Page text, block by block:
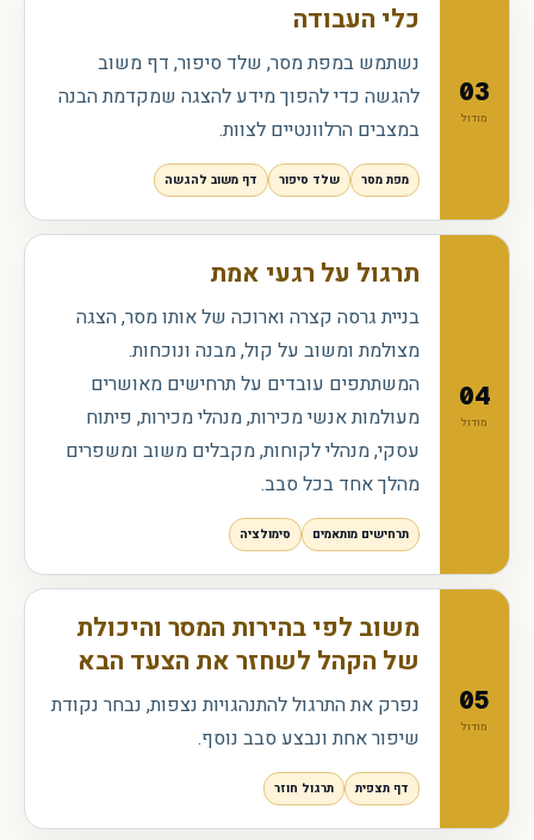
03
מודול
כלי העבודה
נשתמש במפת מסר, שלד סיפור, דף משוב
להגשה כדי להפוך מידע להצגה שמקדמת הבנה
במצבים הרלוונטיים לצוות.
מפת מסר שלד סיפור דף משוב להגשה
04
מודול
תרגול על רגעי אמת
בניית גרסה קצרה וארוכה של אותו מסר, הצגה
מצולמת ומשוב על קול, מבנה ונוכחות.
המשתתפים עובדים על תרחישים מאושרים
מעולמות אנשי מכירות, מנהלי מכירות, פיתוח
עסקי, מנהלי לקוחות, מקבלים משוב ומשפרים
מהלך אחד בכל סבב.
תרחישים מותאמים סימולציה
05
מודול
משוב לפי בהירות המסר והיכולת
של הקהל לשחזר את הצעד הבא
נפרק את התרגול להתנהגויות נצפות, נבחר נקודת
שיפור אחת ונבצע סבב נוסף.
דף תצפית תרגול חוזר